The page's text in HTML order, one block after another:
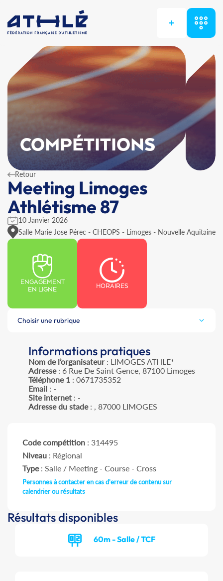
+
COMPÉTITIONS
Retour
Meeting Limoges
Athlétisme 87
10 Janvier 2026
Salle Marie Jose Pérec - CHEOPS - Limoges - Nouvelle Aquitaine
ENGAGEMENT
EN LIGNE
HORAIRES
Choisir une rubrique
Informations pratiques
Nom de l’organisateur: LIMOGES ATHLE*
Adresse: 6 Rue De Saint Gence, 87100 Limoges
Téléphone 1: 0671735352
Email: -
Site internet: -
Adresse du stade: , 87000 LIMOGES
Code compétition : 314495
Niveau : Régional
Type: Salle / Meeting - Course - Cross
Personnes à contacter en cas d'erreur de contenu sur
calendrier ou résultats
Résultats disponibles
60m - Salle / TCF